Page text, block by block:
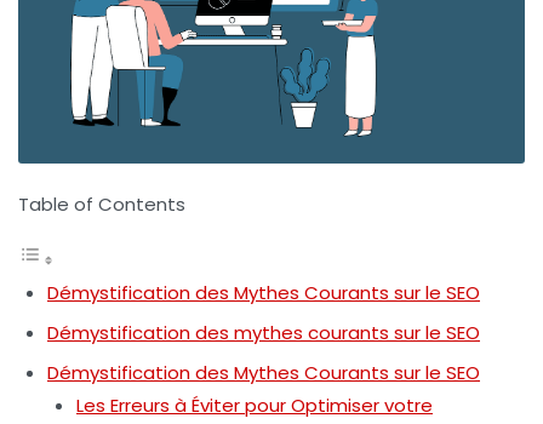
Table of Contents
Démystification des Mythes Courants sur le SEO
Démystification des mythes courants sur le SEO
Démystification des Mythes Courants sur le SEO
Les Erreurs à Éviter pour Optimiser votre